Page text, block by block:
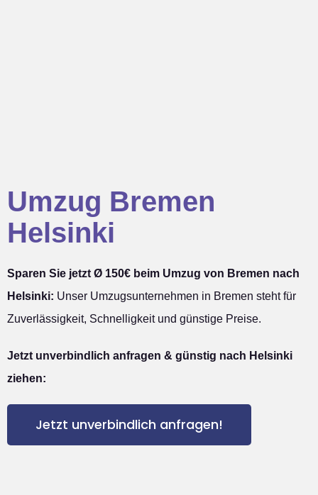
Umzug Bremen
Helsinki
Sparen Sie jetzt Ø 150€ beim Umzug von Bremen nach
Helsinki: Unser Umzugsunternehmen in Bremen steht für
Zuverlässigkeit, Schnelligkeit und günstige Preise.
Jetzt unverbindlich anfragen & günstig nach Helsinki
ziehen:
Jetzt unverbindlich anfragen!